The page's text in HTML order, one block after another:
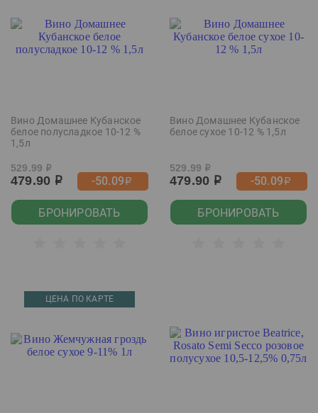
Вино Домашнее Кубанское
белое полусладкое 10-12 %
1,5л
529.99 р
479.90 р -50.09р
БРОНИРОВАТЬ
Вино Домашнее Кубанское
белое сухое 10-12 % 1,5л
529.99 р
479.90 р -50.09р
БРОНИРОВАТЬ
ЦЕНА ПО КАРТЕ